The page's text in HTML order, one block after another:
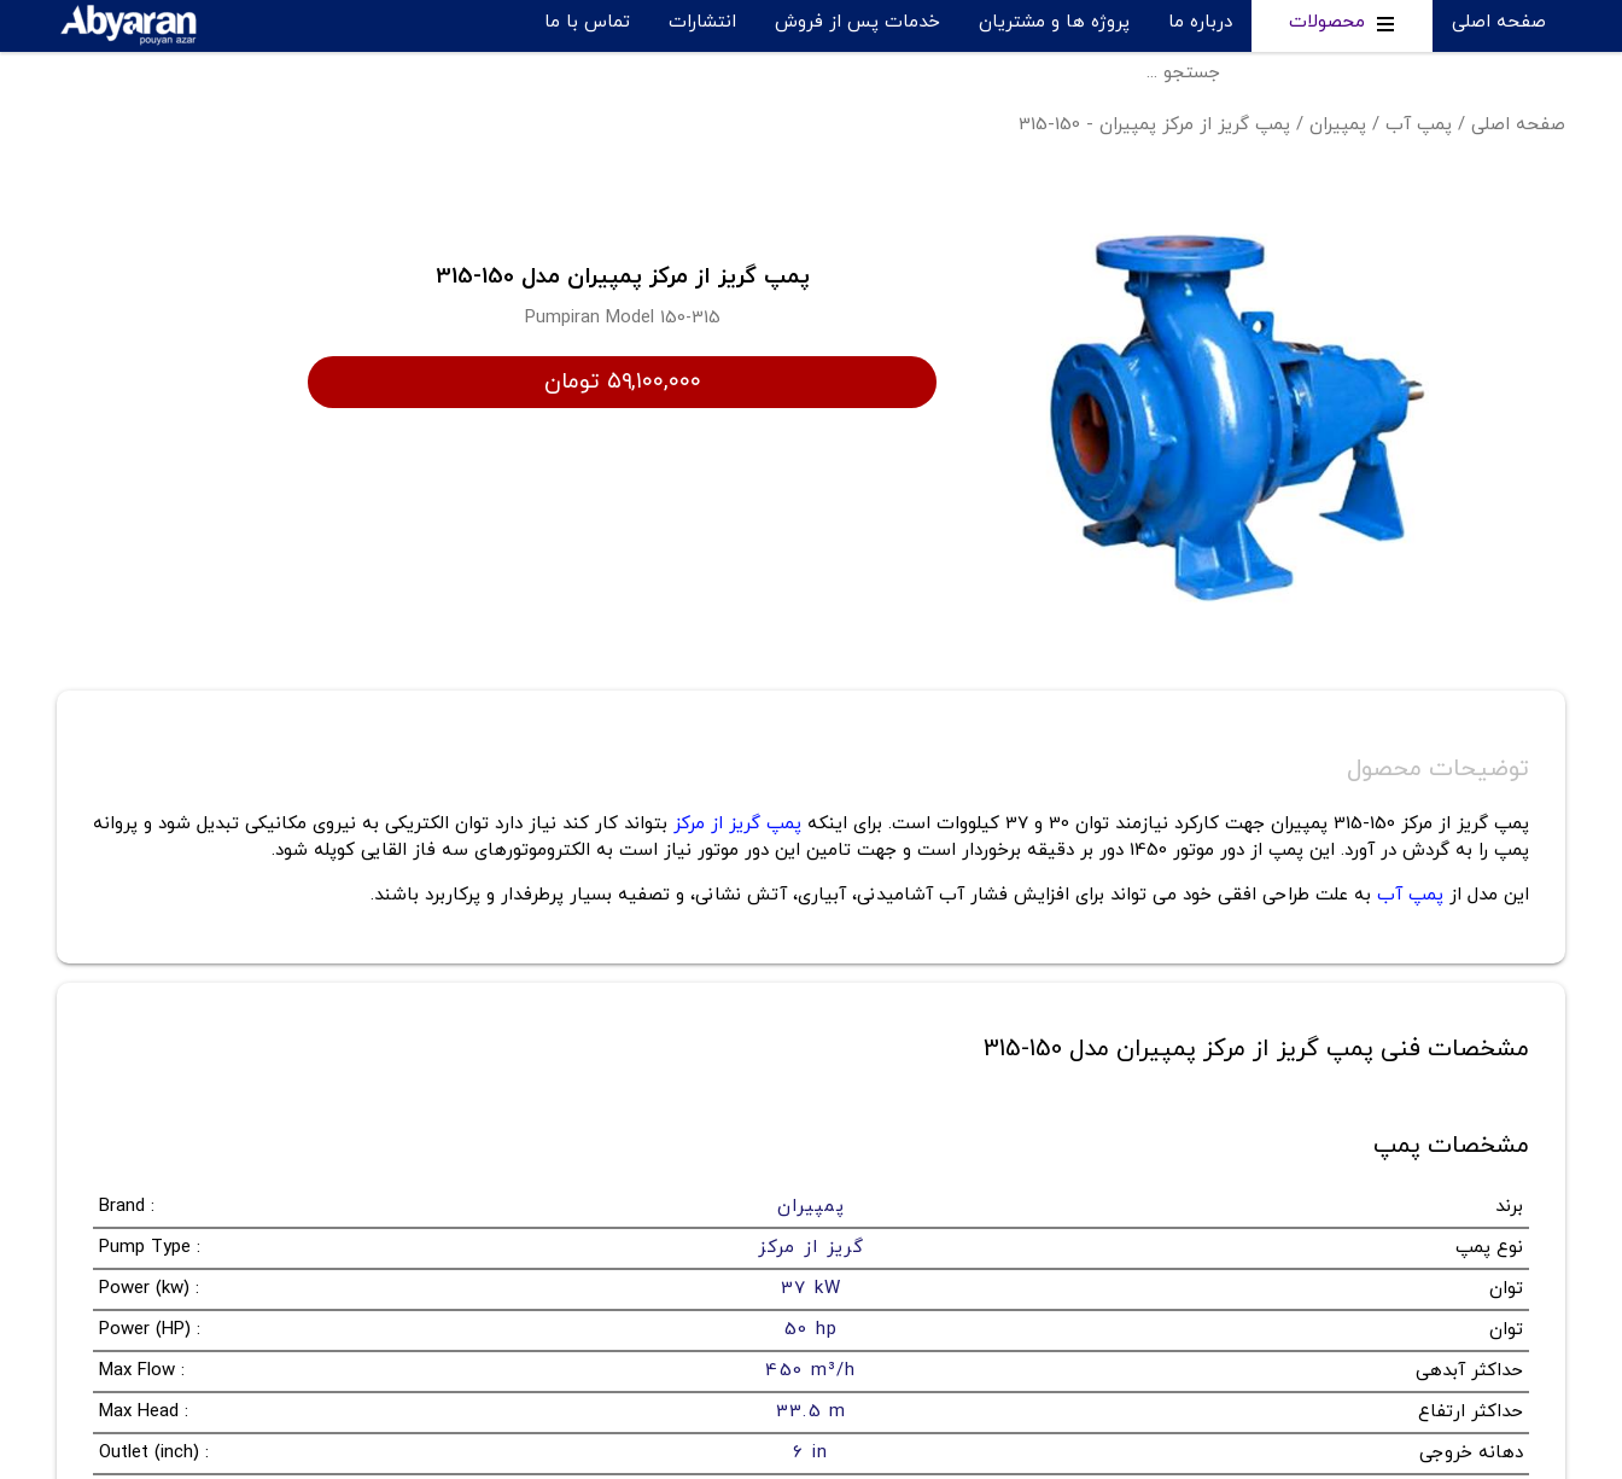
صفحه اصلی محصولات درباره ما پروژه ها و مشتریان خدمات پس از فروش انتشارات تماس با ما
صفحه اصلی / پمپ آب / پمپیران / پمپ گریز از مرکز پمپیران - 150-315
پمپ گریز از مرکز پمپیران مدل 150-315
Pumpiran Model 150-315
۵۹,۱۰۰,۰۰۰ تومان
توضیحات محصول
پمپ گریز از مرکز 150-315 پمپیران جهت کارکرد نیازمند توان 30 و 37 کیلووات است. برای اینکه پمپ گریز از مرکز بتواند کار کند نیاز دارد توان الکتریکی به نیروی مکانیکی تبدیل شود و پروانه
پمپ را به گردش در آورد. این پمپ از دور موتور 1450 دور بر دقیقه برخوردار است و جهت تامین این دور موتور نیاز است به الکتروموتورهای سه فاز القایی کوپله شود.
این مدل از پمپ آب به علت طراحی افقی خود می تواند برای افزایش فشار آب آشامیدنی، آبیاری، آتش نشانی، و تصفیه بسیار پرطرفدار و پرکاربرد باشند.
مشخصات فنی پمپ گریز از مرکز پمپیران مدل 150-315
مشخصات پمپ
برند پمپیران
Brand :
نوع پمپ
گریز از مرکز
Pump Type :
توان
37 kW
Power (kw) :
توان
50 hp
Power (HP) :
حداکثر آبدهی
450 m³/h
Max Flow :
حداکثر ارتفاع
33.5 m
Max Head :
دهانه خروجی
6 in
Outlet (inch) :